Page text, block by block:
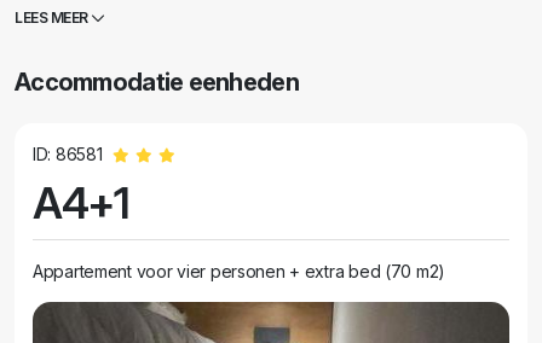
handbereik. Voor liefhebbers van verschillende soorten stranden zijn
afstand ligt. Als u op zoek bent naar een combinatie van luxe, rust en
uw vakantie. We kijken uit naar uw aankomst!
LEES MEER
Accommodatie eenheden
ID: 86581
A4+1
Appartement voor vier personen + extra bed (70 m2)